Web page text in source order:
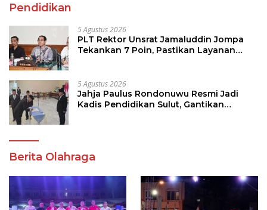
Pendidikan
5 Agustus 2026
PLT Rektor Unsrat Jamaluddin Jompa
Tekankan 7 Poin, Pastikan Layanan
5 Agustus 2026
Jahja Paulus Rondonuwu Resmi Jadi
Kadis Pendidikan Sulut, Gantikan
Berita Olahraga